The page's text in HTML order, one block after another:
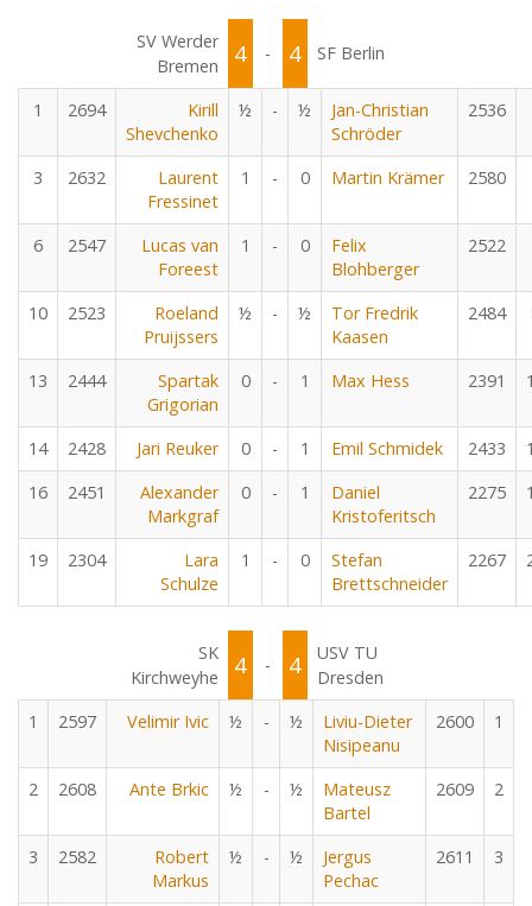
SV Werder
Bremen
4 - 4 SF Berlin
1 2694
Kirill
Shevchenko
½ - ½
Jan-Christian
Schröder
2536
3 2632
Laurent
Fressinet
1 - 0 Martin Krämer 2580
6 2547
Lucas van
Foreest
1 - 0
Felix
Blohberger
2522
10 2523
Roeland
Pruijssers
½ - ½
Tor Fredrik
Kaasen
2484
13 2444
Spartak
Grigorian
0 - 1 Max Hess 2391
14 2428 Jari Reuker 0 - 1 Emil Schmidek 2433
16
2451
Alexander
Markgraf
0 - 1
Daniel
Kristoferitsch
2275
19 2304
Lara
Schulze
1 - 0
Stefan
Brettschneider
2267
SK
Kirchweyhe
4 - 4
USV TU
Dresden
1
2597 Velimir Ivic ½ - ½
Liviu-Dieter
Nisipeanu
2600 1
2 2608 Ante Brkic ½ - ½
Mateusz
Bartel
2609 2
3 2582
Robert
Markus
½ - ½
Jergus
Pechac
2611 3